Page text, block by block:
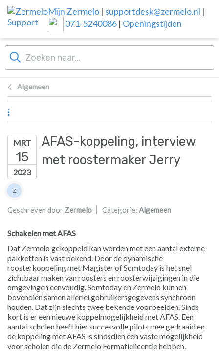
Overslaan naar hoofdinhoud
Mijn Zermelo | supportdesk@zermelo.nl |
071-5240086 | Openingstijden
Algemeen
MRT
15
2023
AFAS-koppeling, interview
met roostermaker Jerry
Lijst van auteurs
Z
Geschreven door Zermelo Categorie: Algemeen
Schakelen met AFAS
Dat Zermelo gekoppeld kan worden met een aantal externe
pakketten is vast bekend. Door de dynamische
roosterkoppeling met Magister of Somtoday is het snel
zichtbaar maken van roosters en roosterwijzigingen in die
omgevingen eenvoudig. Somtoday en Zermelo kunnen
bovendien samen allerlei gebruikersgegevens synchroon
houden. Dat zijn slechts twee bekende voorbeelden. Sinds
kort is er een nieuwe koppelmogelijkheid met AFAS. Een
aantal scholen heeft hier succesvolle pilots mee gedraaid en
de koppeling met AFAS is sindsdien een vaste mogelijkheid
voor scholen die de Zermelo Formatielicentie hebben.